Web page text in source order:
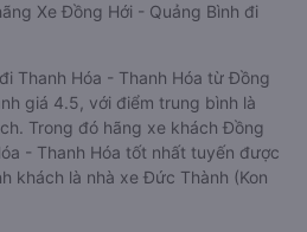
Xe Đồng Hới - Quảng Bình đi
Thanh Hóa - Thanh Hóa từ Đồng
giá 4.5, với điểm trung bình là
Trong đó hãng xe khách Đồng
- Thanh Hóa tốt nhất tuyến được
khách là nhà xe Đức Thành (Kon